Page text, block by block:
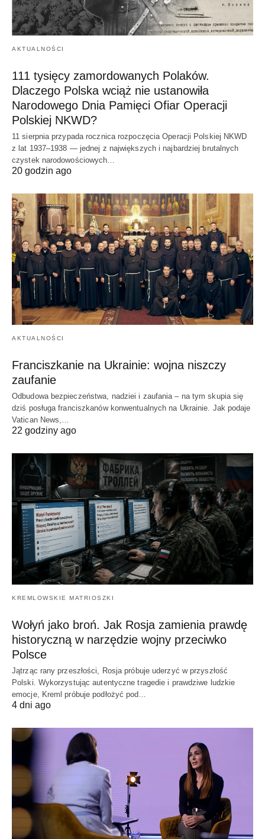
AKTUALNOŚCI
111 tysięcy zamordowanych Polaków.
Dlaczego Polska wciąż nie ustanowiła
Narodowego Dnia Pamięci Ofiar Operacji
Polskiej NKWD?
11 sierpnia przypada rocznica rozpoczęcia Operacji Polskiej NKWD
z lat 1937–1938 — jednej z największych i najbardziej brutalnych
czystek narodowościowych…
20 godzin ago
AKTUALNOŚCI
Franciszkanie na Ukrainie: wojna niszczy
zaufanie
Odbudowa bezpieczeństwa, nadziei i zaufania – na tym skupia się
dziś posługa franciszkanów konwentualnych na Ukrainie. Jak podaje
Vatican News,…
22 godziny ago
KREMLOWSKIE MATRIOSZKI
Wołyń jako broń. Jak Rosja zamienia prawdę
historyczną w narzędzie wojny przeciwko
Polsce
Jątrząc rany przeszłości, Rosja próbuje uderzyć w przyszłość
Polski. Wykorzystując autentyczne tragedie i prawdziwe ludzkie
emocje, Kreml próbuje podłożyć pod…
4 dni ago